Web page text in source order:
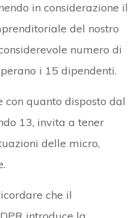
in considerazione il
del nostro
numero di
i 15 dipendenti.
con quanto disposto dal
13, invita a tener
delle micro,
che il